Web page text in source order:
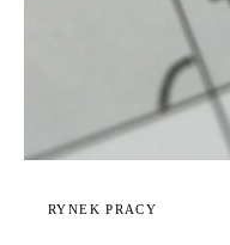
RYNEK PRACY